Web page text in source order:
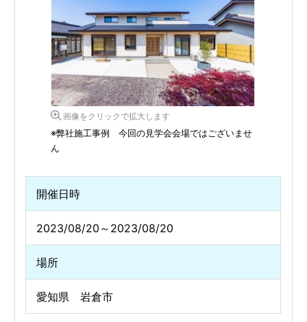
画像をクリックで拡大します
※弊社施工事例 今回の見学会会場ではございませ
ん
開催日時
2023/08/20～2023/08/20
場所
愛知県 岩倉市